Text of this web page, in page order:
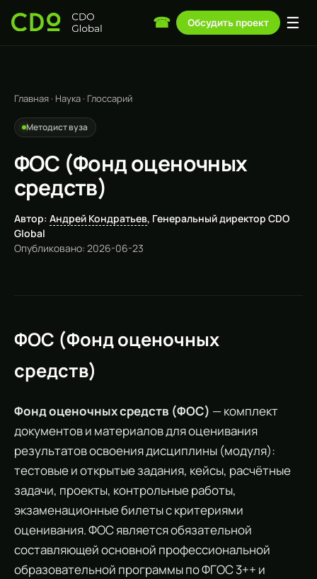
☎ Обсудить проект ☰
Главная · Наука · Глоссарий
Методист вуза
ФОС (Фонд оценочных
средств)
Автор: Андрей Кондратьев, Генеральный директор CDO
Global
Опубликовано: 2026-06-23
ФОС (Фонд оценочных
средств)
Фонд оценочных средств (ФОС) — комплект
документов и материалов для оценивания
результатов освоения дисциплины (модуля):
тестовые и открытые задания, кейсы, расчётные
задачи, проекты, контрольные работы,
экзаменационные билеты с критериями
оценивания. ФОС является обязательной
составляющей основной профессиональной
образовательной программы по ФГОС 3++ и